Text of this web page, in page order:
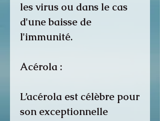
les virus ou dans le cas
d'une baisse de
l'immunité.
Acérola :
L’acérola est célèbre pour
son exceptionnelle